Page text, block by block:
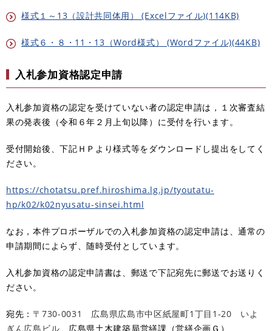
様式１～13（設計共同体用） (Excelファイル)(114KB)
様式６・８・11・13（Word様式） (Wordファイル)(44KB)
入札参加資格認定申請
入札参加資格の認定を受けていない者の認定申請は，１次審査結
果の発表後（令和６年２月上旬以降）に受付を行います。
受付開始後、下記ＨＰより様式等をダウンロードし提出をしてく
ださい。
https://chotatsu.pref.hiroshima.lg.jp/tyoutatu-
hp/k02/k02nyusatu-sinsei.html
なお，本件プロポーザルでの入札参加資格の認定申請は、通常の
申請期間によらず、随時受付としています。
入札参加資格の認定申請書は、郵送で下記宛先に郵送でお送りく
ださい。
宛先： 〒730-0031 広島県広島市中区紙屋町1丁目1-20 いよ
ぎん広島ビル 広島県土木建築局営繕課（営繕企画Ｇ）